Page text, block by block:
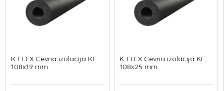
K-FLEX Cevna izolacija KF
108x19 mm
K-FLEX Cevna izolacija KF
108x25 mm